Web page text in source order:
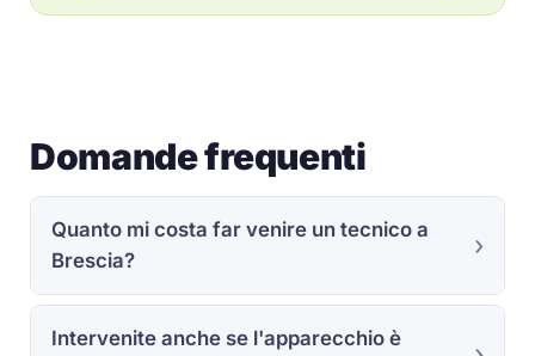
Domande frequenti
Quanto mi costa far venire un tecnico a
Brescia?
Intervenite anche se l'apparecchio è